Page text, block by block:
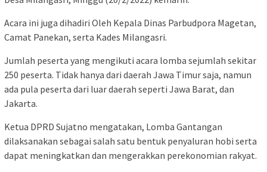
Acara ini juga dihadiri Oleh Kepala Dinas Parbudpora Magetan,
Camat Panekan, serta Kades Milangasri.
Jumlah peserta yang mengikuti acara lomba sejumlah sekitar
250 peserta. Tidak hanya dari daerah Jawa Timur saja, namun
ada pula peserta dari luar daerah seperti Jawa Barat, dan
Jakarta.
Ketua DPRD Sujatno mengatakan, Lomba Gantangan
dilaksanakan sebagai salah satu bentuk penyaluran hobi serta
dapat meningkatkan dan mengerakkan perekonomian rakyat.